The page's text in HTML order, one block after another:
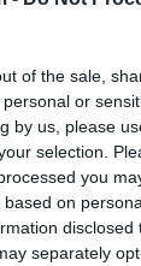
of the sale,
or
by us, please
selection.
you
on
separately